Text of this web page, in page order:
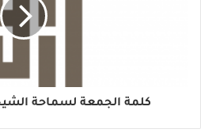
كلمة الجمعة لسماحة